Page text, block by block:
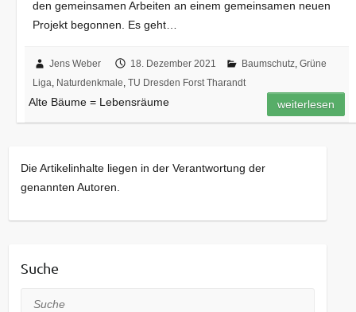
den gemeinsamen Arbeiten an einem gemeinsamen neuen
Projekt begonnen. Es geht…
Jens Weber 18. Dezember 2021 Baumschutz,Grüne
Liga, Naturdenkmale,TU Dresden Forst Tharandt
Alte Bäume = Lebensräume weiterlesen
Die Artikelinhalte liegen in der Verantwortung der
genannten Autoren.
Suche
Suche